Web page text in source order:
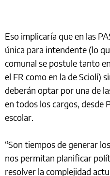
Eso implicaría que en las
única para intendente (lo
comunal se postule tanto
el FR como en la de Scioli)
deberán optar por una de
en todos los cargos, desde
escolar.
“Son tiempos de generar
nos permitan planificar
resolver la complejidad